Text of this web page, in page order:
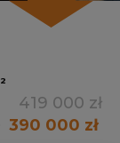
2
419 000 zł
390 000 zł